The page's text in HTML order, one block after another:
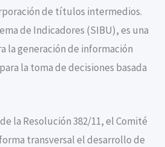
de títulos intermedios.
de Indicadores (SIBU), es una
la generación de información
la toma de decisiones basada
la Resolución 382/11, el Comité
transversal el desarrollo de